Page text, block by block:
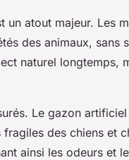
un atout majeur. Les
des animaux, sans
naturel longtemps,
Le gazon
des chiens et
ainsi les odeurs et